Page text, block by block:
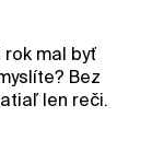
rok mal byť
Bez
len reči.